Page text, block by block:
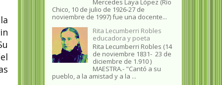
Chico, 10 de julio de 1926-27 de
noviembre de 1997) fue una docente...
Rita Lecumberri Robles
educadora y poeta
Rita Lecumberri Robles (14
de noviembre 1831- 23 de
diciembre de 1.910 )
MAESTRA.- "Cantó a su
pueblo, a la amistad y a la ...